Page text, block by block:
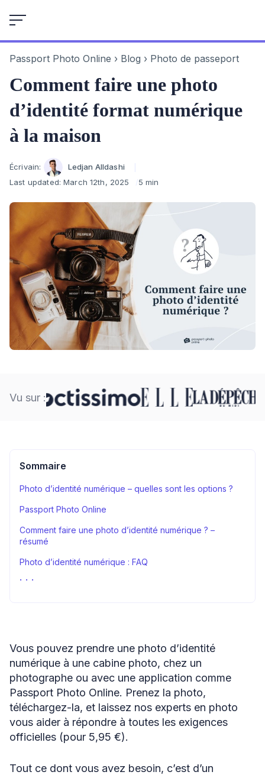
to
Passport Photo Online › Blog › Photo de passeport
Comment faire une photo
d’identité format numérique
à la maison
Author
Écrivain:
Ledjan Alldashi
Last updated:March 12th, 2025 5 min
Vu sur :
Sommaire
Photo d’identité numérique – quelles sont les options ?
Passport Photo Online
Comment faire une photo d’identité numérique ? –
résumé
Photo d’identité numérique : FAQ
Sources
Vous pouvez prendre une photo d’identité
numérique à une cabine photo, chez un
photographe ou avec une application comme
Passport Photo Online. Prenez la photo,
téléchargez-la, et laissez nos experts en photo
vous aider à répondre à toutes les exigences
officielles (pour 5,95 €).
Tout ce dont vous avez besoin, c’est d’un